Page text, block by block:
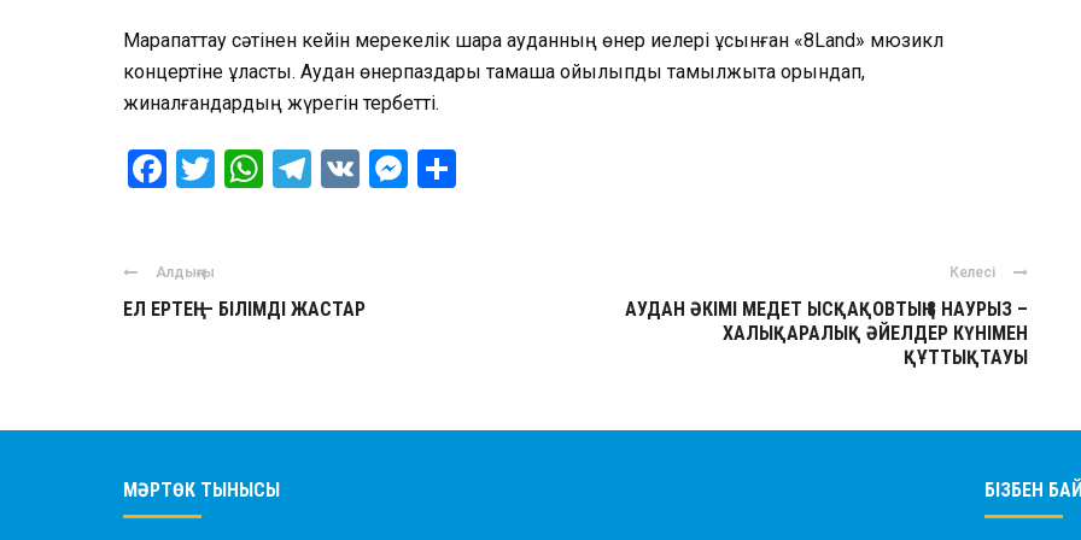
Марапаттау сәтінен кейін мерекелік шара ауданның өнер иелері ұсынған «8Land» мюзикл
концертіне ұласты. Аудан өнерпаздары тамаша қойылыпды тамылжыта орындап,
жиналғандардың жүрегін тербетті.
Facebook
Twitter
WhatsApp
Telegram
VK Messenger
Алдыңғы
ЕЛ ЕРТЕҢІ – БІЛІМДІ ЖАСТАР
Келесі
АУДАН ӘКІМІ МЕДЕТ ЫСҚАҚОВТЫҢ 8 НАУРЫЗ –
ХАЛЫҚАРАЛЫҚ ӘЙЕЛДЕР КҮНІМЕН
ҚҰТТЫҚТАУЫ
МӘРТӨК ТЫНЫСЫ БІЗБЕН